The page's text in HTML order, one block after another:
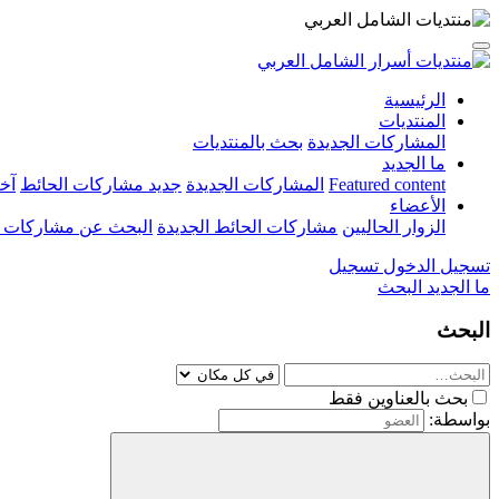
الرئيسية
المنتديات
المشاركات الجديدة بحث بالمنتديات
ما الجديد
Featured content المشاركات الجديدة جديد مشاركات الحائط
الأعضاء
الزوار الحاليين مشاركات الحائط الجديدة البحث عن
تسجيل الدخول تسجيل
ما الجديد البحث
البحث
بحث بالعناوين فقط
بواسطة: